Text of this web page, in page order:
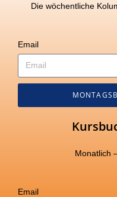
Die wöchentliche
Email
Monatlich
Email